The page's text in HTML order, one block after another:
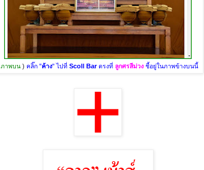
ภาพบน) คลิ๊ก "ค้าง" ไปที่ Scoll Barตรงที่ ลูกศรสีม่วงชี้อยู่ในภาพข้างบนนี้